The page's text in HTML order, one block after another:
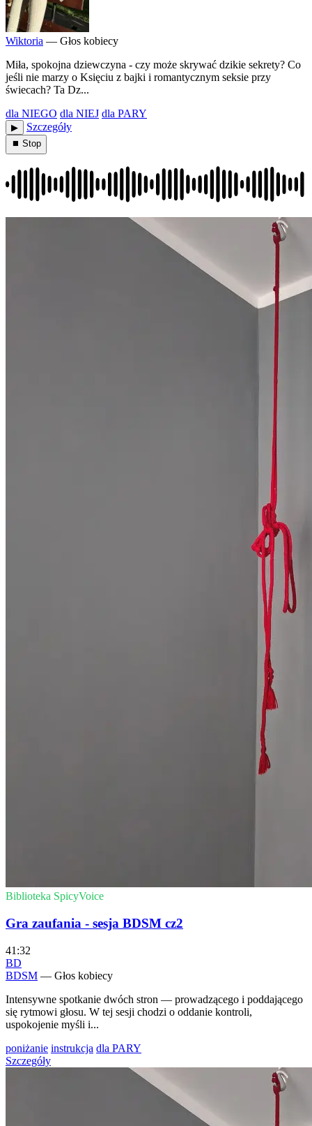
Wiktoria — Głos kobiecy
Miła, spokojna dziewczyna - czy może skrywać dzikie sekrety? Co
jeśli nie marzy o Księciu z bajki i romantycznym seksie przy
świecach? Ta Dz...
dla NIEGO dla NIEJ dla PARY
▶︎ Szczegóły
⏹ Stop
Biblioteka SpicyVoice
Gra zaufania - sesja BDSM cz2
41:32
BD
BDSM — Głos kobiecy
Intensywne spotkanie dwóch stron — prowadzącego i poddającego
się rytmowi głosu. W tej sesji chodzi o oddanie kontroli,
uspokojenie myśli i...
poniżanie instrukcja dla PARY
Szczegóły